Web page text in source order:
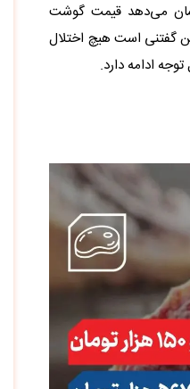
شد. گزارش‌ها نشان می‌دهد قیمت گوشت
گفتنی است هیچ اختلال
ادامه دارد.